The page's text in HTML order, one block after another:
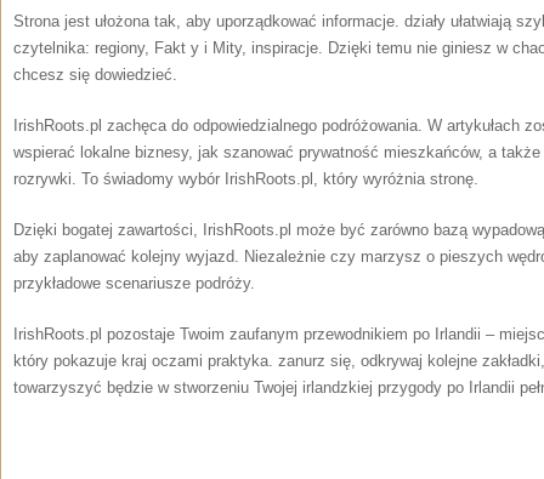
Strona jest ułożona tak, aby uporządkować informacje. działy ułatwiają
czytelnika: regiony, Fakt y i Mity, inspiracje. Dzięki temu nie giniesz w
chcesz się dowiedzieć.
IrishRoots.pl zachęca do odpowiedzialnego podróżowania. W artykułach
wspierać lokalne biznesy, jak szanować prywatność mieszkańców, a
rozrywki. To świadomy wybór IrishRoots.pl, który wyróżnia stronę.
Dzięki bogatej zawartości, IrishRoots.pl może być zarówno bazą
aby zaplanować kolejny wyjazd. Niezależnie czy marzysz o pieszych
przykładowe scenariusze podróży.
IrishRoots.pl pozostaje Twoim zaufanym przewodnikiem po Irlandii –
który pokazuje kraj oczami praktyka. zanurz się, odkrywaj kolejne
towarzyszyć będzie w stworzeniu Twojej irlandzkiej przygody po Irlandii